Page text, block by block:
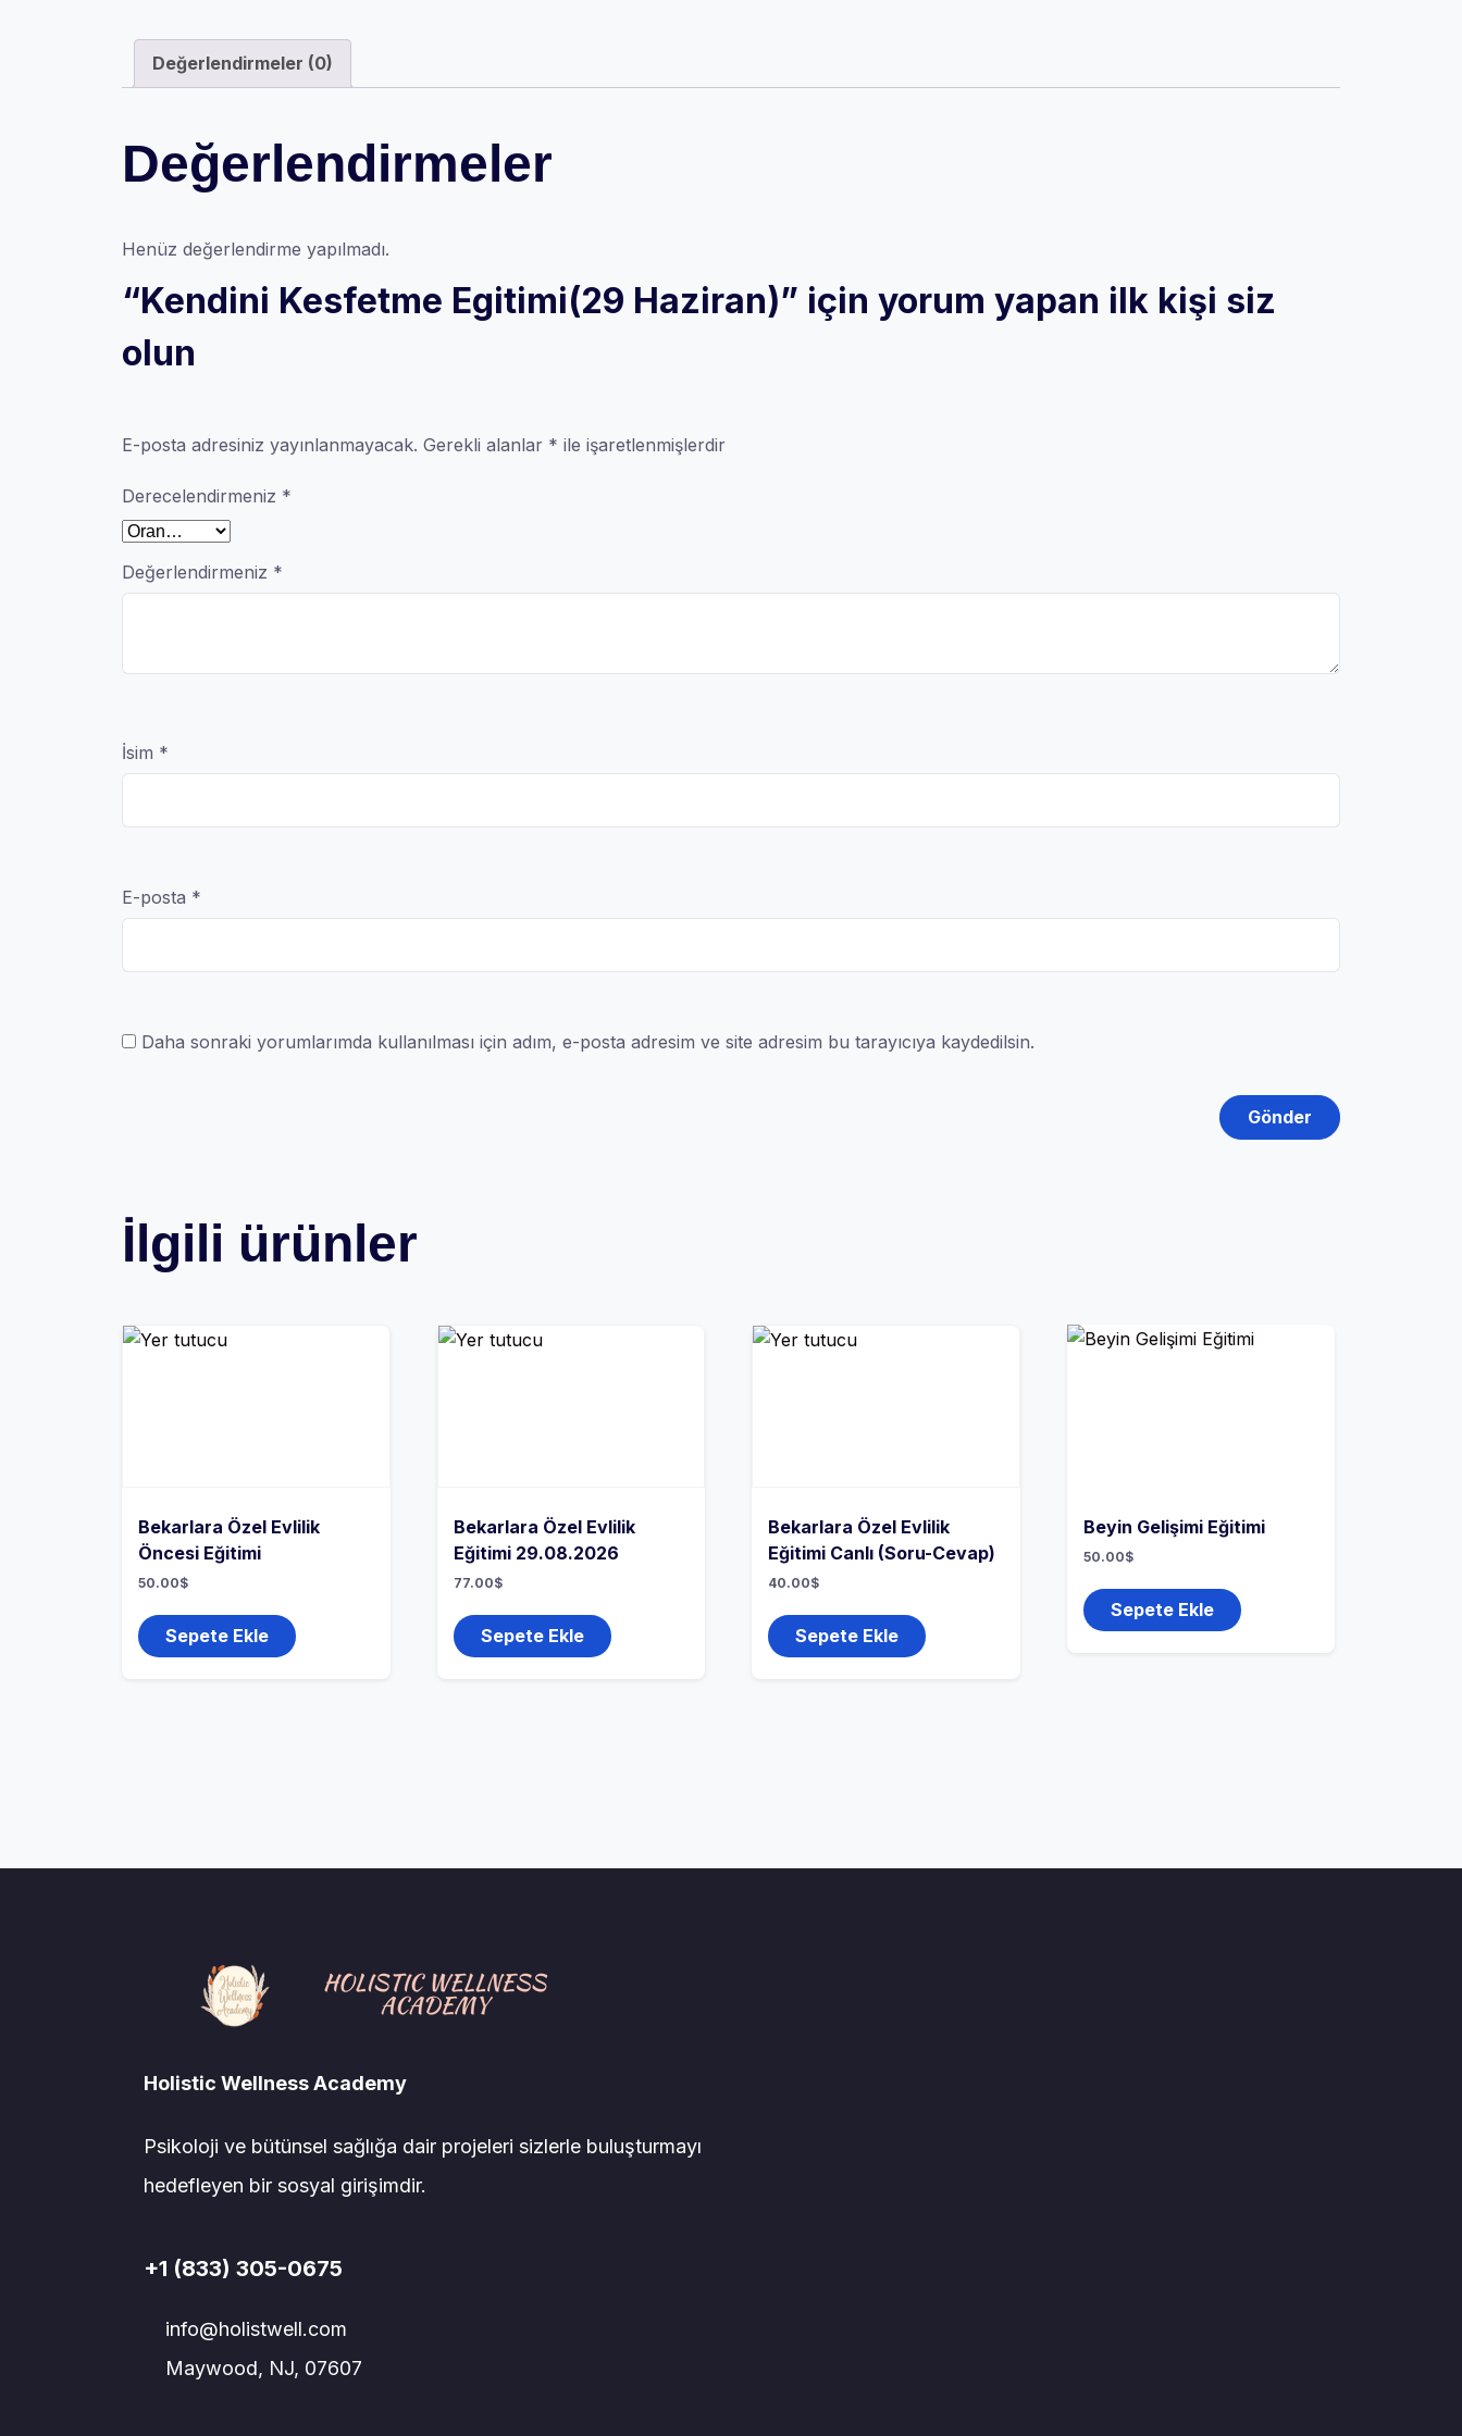
Değerlendirmeler (0)
Değerlendirmeler
Henüz değerlendirme yapılmadı.
“Kendini Kesfetme Egitimi(29 Haziran)” için yorum yapan ilk kişi siz
olun
E-posta adresiniz yayınlanmayacak. Gerekli alanlar * ile işaretlenmişlerdir
Derecelendirmeniz *
Değerlendirmeniz *
İsim *
E-posta *
Daha sonraki yorumlarımda kullanılması için adım, e-posta adresim ve site adresim bu tarayıcıya kaydedilsin.
İlgili ürünler
Bekarlara Özel Evlilik
Öncesi Eğitimi
50.00$
Sepete Ekle
Bekarlara Özel Evlilik
Eğitimi 29.08.2026
77.00$
Sepete Ekle
Bekarlara Özel Evlilik
Eğitimi Canlı (Soru-Cevap)
40.00$
Sepete Ekle
Beyin Gelişimi Eğitimi
50.00$
Sepete Ekle
Holistic Wellness Academy
Psikoloji ve bütünsel sağlığa dair projeleri sizlerle buluşturmayı
hedefleyen bir sosyal girişimdir.
+1 (833) 305-0675
info@holistwell.com
Maywood, NJ, 07607